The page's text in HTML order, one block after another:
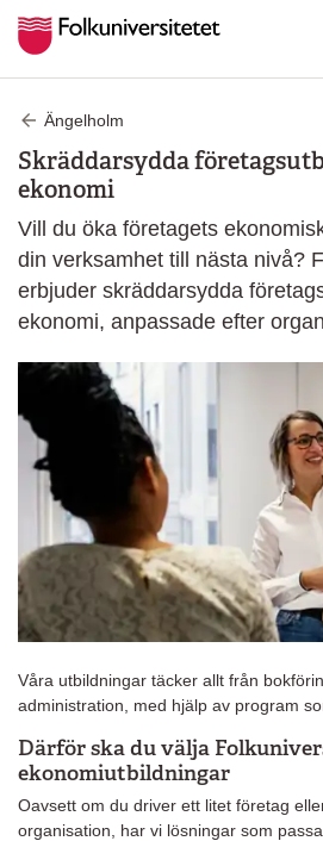
Ängelholm
Skräddarsydda
ekonomi
Vill du öka företagets
din verksamhet till nästa nivå?
erbjuder skräddarsydda
ekonomi, anpassade efter
Våra utbildningar täcker allt från
administration, med hjälp av program
Därför ska du välja
ekonomiutbildningar
Oavsett om du driver ett litet företag
organisation, har vi lösningar som